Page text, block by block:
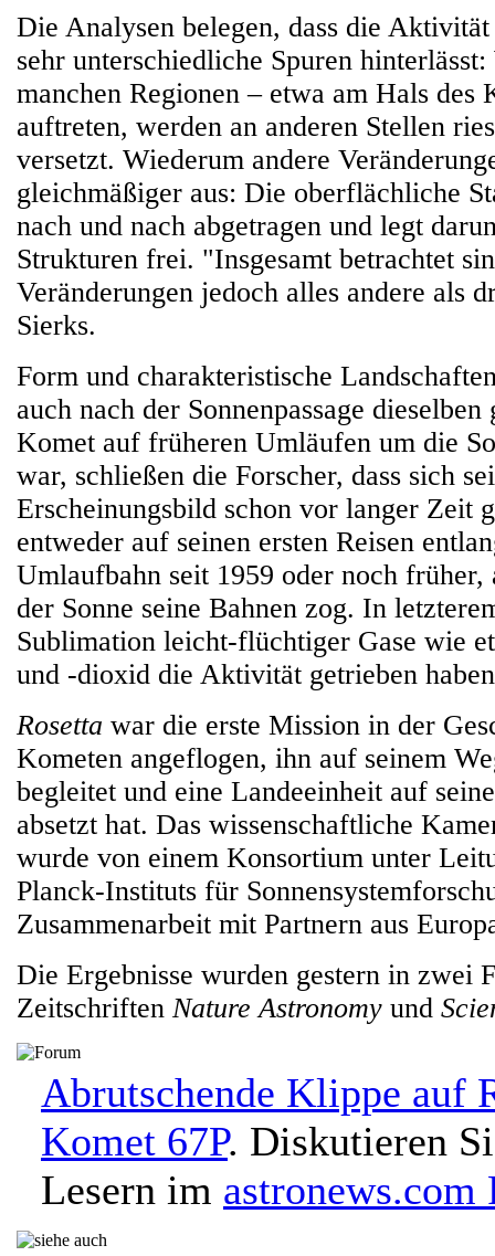
Die Analysen belegen, dass die
sehr unterschiedliche Spuren
manchen Regionen – etwa am Hals des
auftreten, werden an anderen Stellen
versetzt. Wiederum andere
gleichmäßiger aus: Die oberflächliche
nach und nach abgetragen und legt
Strukturen frei. "Insgesamt betrachtet
Veränderungen jedoch alles andere als
Sierks.
Form und charakteristische
auch nach der Sonnenpassage
Komet auf früheren Umläufen um die
war, schließen die Forscher, dass sich
Erscheinungsbild schon vor langer Zeit
entweder auf seinen ersten Reisen
Umlaufbahn seit 1959 oder noch früher,
der Sonne seine Bahnen zog. In
Sublimation leicht-flüchtiger Gase wie
und -dioxid die Aktivität getrieben
Rosetta war die erste Mission in der
Kometen angeflogen, ihn auf seinem
begleitet und eine Landeeinheit auf
absetzt hat. Das wissenschaftliche
wurde von einem Konsortium unter
Planck-Instituts für
Zusammenarbeit mit Partnern aus
Die Ergebnisse wurden gestern in zwei
Zeitschriften Nature Astronomy und
Abrutschende Klippe auf
Komet 67P. Diskutieren
Lesern im astronews.com